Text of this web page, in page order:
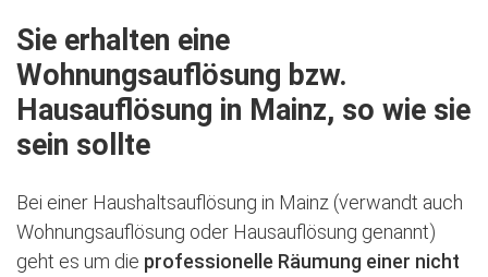
Sie erhalten eine
Wohnungsauflösung bzw.
Hausauflösung in Mainz, so wie sie
sein sollte
Bei einer Haushaltsauflösung in Mainz (verwandt auch
Wohnungsauflösung oder Hausauflösung genannt)
geht es um die professionelle Räumung einer nicht